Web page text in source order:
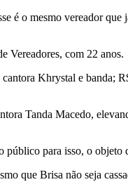
é o mesmo vereador que
Vereadores, com 22 anos.
Khrystal e banda;
Tanda Macedo,
público para isso, o
que Brisa não seja